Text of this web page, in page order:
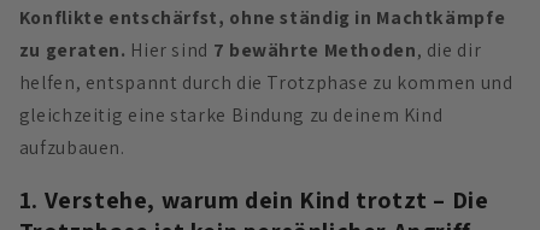
Konflikte entschärfst, ohne ständig in Machtkämpfe
zu geraten. Hier sind 7 bewährte Methoden, die dir
helfen, entspannt durch die Trotzphase zu kommen und
gleichzeitig eine starke Bindung zu deinem Kind
aufzubauen.
1. Verstehe, warum dein Kind trotzt – Die